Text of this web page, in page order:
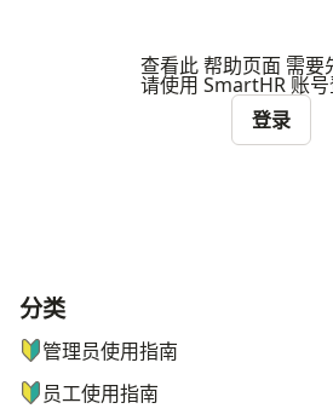
查看此 帮助页面 需要
请使用 SmartHR 账号
登录
ナビゲーションメニュー
分类
管理员使用指南
员工使用指南